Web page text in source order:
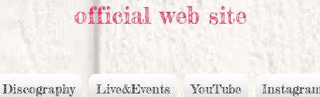
official web site
Discography Live&Events YouTube